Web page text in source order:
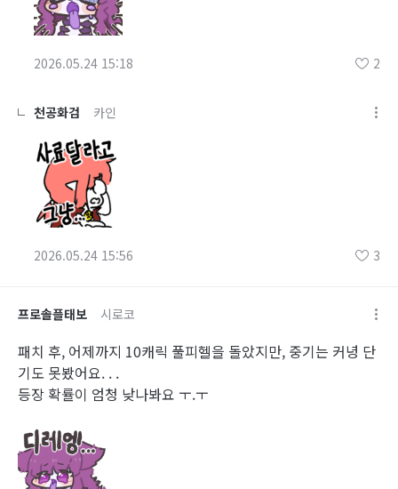
2026.05.24 15:18 2
천공화검 카인
2026.05.24 15:56 3
프로솔플태보 시로코
패치 후, 어제까지 10캐릭 풀피헬을 돌았지만, 중기는 커녕 단
기도 못봤어요. . .
등장 확률이 엄청 낮나봐요 ㅜ.ㅜ